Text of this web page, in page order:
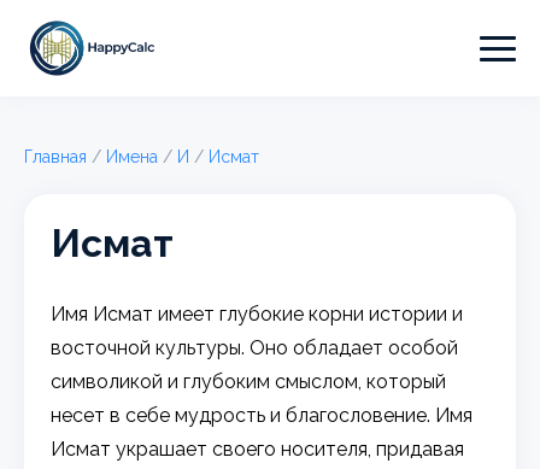
Главная / Имена / И / Исмат
Исмат
Имя Исмат имеет глубокие корни истории и
восточной культуры. Оно обладает особой
символикой и глубоким смыслом, который
несет в себе мудрость и благословение. Имя
Исмат украшает своего носителя, придавая